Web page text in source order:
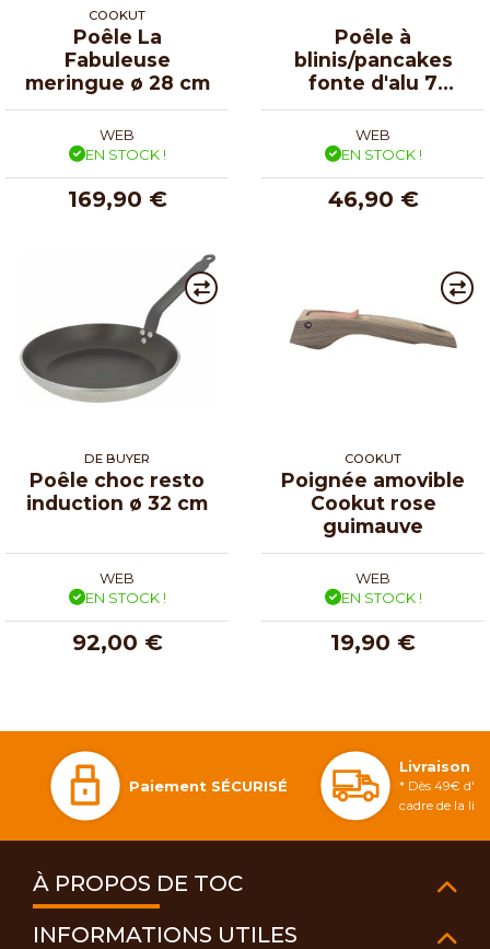
COOKUT
Poêle La
Fabuleuse
meringue ø 28 cm
WEB
EN STOCK !
169,90 €
Poêle à
blinis/pancakes
fonte d'alu 7
empreintes
WEB
EN STOCK !
46,90 €
DE BUYER
Poêle choc resto
induction ø 32 cm
WEB
EN STOCK !
92,00 €
COOKUT
Poignée amovible
Cookut rose
guimauve
WEB
EN STOCK !
19,90 €
Paiement SÉCURISÉ
Livraison
* Dès 49€
cadre de la
À PROPOS DE TOC
INFORMATIONS UTILES